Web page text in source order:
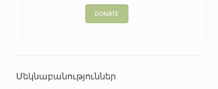
DONATE
Մեկնաբանություններ